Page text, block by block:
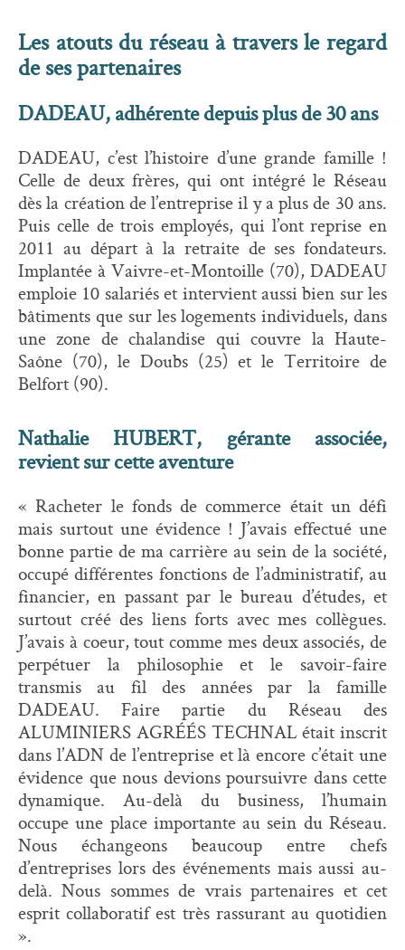
Les atouts du réseau à travers le regard
de ses partenaires
DADEAU, adhérente depuis plus de 30 ans
DADEAU, c’est l’histoire d’une grande famille !
Celle de deux frères, qui ont intégré le Réseau
dès la création de l’entreprise il y a plus de 30 ans.
Puis celle de trois employés, qui l’ont reprise en
2011 au départ à la retraite de ses fondateurs.
Implantée à Vaivre-et-Montoille (70), DADEAU
emploie 10 salariés et intervient aussi bien sur les
bâtiments que sur les logements individuels, dans
une zone de chalandise qui couvre la Haute-
Saône (70), le Doubs (25) et le Territoire de
Belfort (90).
Nathalie HUBERT, gérante associée,
revient sur cette aventure
« Racheter le fonds de commerce était un défi
mais surtout une évidence ! J’avais effectué une
bonne partie de ma carrière au sein de la société,
occupé différentes fonctions de l’administratif, au
financier, en passant par le bureau d’études, et
surtout créé des liens forts avec mes collègues.
J’avais à coeur, tout comme mes deux associés, de
perpétuer la philosophie et le savoir-faire
transmis au fil des années par la famille
DADEAU. Faire partie du Réseau des
ALUMINIERS AGRÉÉS TECHNAL était inscrit
dans l’ADN de l’entreprise et là encore c’était une
évidence que nous devions poursuivre dans cette
dynamique. Au-delà du business, l’humain
occupe une place importante au sein du Réseau.
Nous échangeons beaucoup entre chefs
d’entreprises lors des événements mais aussi au-
delà. Nous sommes de vrais partenaires et cet
esprit collaboratif est très rassurant au quotidien
».